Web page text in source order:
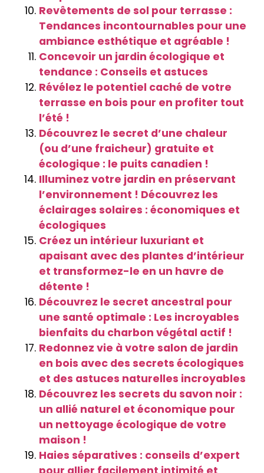
Revêtements de sol pour terrasse :
Tendances incontournables pour une
ambiance esthétique et agréable !
Concevoir un jardin écologique et
tendance : Conseils et astuces
Révélez le potentiel caché de votre
terrasse en bois pour en profiter tout
l’été !
Découvrez le secret d’une chaleur
(ou d’une fraicheur) gratuite et
écologique : le puits canadien !
Illuminez votre jardin en préservant
l’environnement ! Découvrez les
éclairages solaires : économiques et
écologiques
Créez un intérieur luxuriant et
apaisant avec des plantes d’intérieur
et transformez-le en un havre de
détente !
Découvrez le secret ancestral pour
une santé optimale : Les incroyables
bienfaits du charbon végétal actif !
Redonnez vie à votre salon de jardin
en bois avec des secrets écologiques
et des astuces naturelles incroyables
Découvrez les secrets du savon noir :
un allié naturel et économique pour
un nettoyage écologique de votre
maison !
Haies séparatives : conseils d’expert